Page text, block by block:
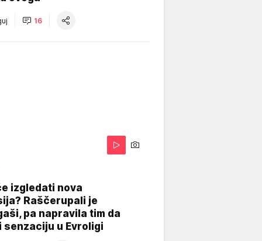
16
izgledati nova
Raščerupali je
pa napravila tim da
senzaciju u Evroligi